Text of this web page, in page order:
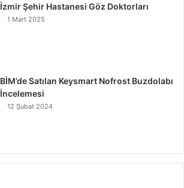
İzmir Şehir Hastanesi Göz Doktorları
1 Mart 2025
BİM’de Satılan Keysmart Nofrost Buzdolabı
İncelemesi
12 Şubat 2024